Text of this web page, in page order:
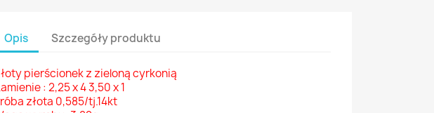
Opis Szczegóły produktu
pierścionek z zieloną cyrkonią
: 2,25 x 4 3,50 x 1
złota 0,585/tj.14kt